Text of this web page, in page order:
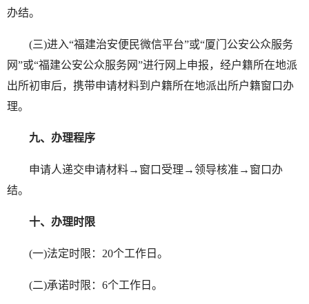
办结。
(三)进入“福建治安便民微信平台”或“厦门公安公众服务
网”或“福建公安公众服务网”进行网上申报，经户籍所在地派
出所初审后，携带申请材料到户籍所在地派出所户籍窗口办
理。
九、办理程序
申请人递交申请材料→窗口受理→领导核准→窗口办
结。
十、办理时限
(一)法定时限：20个工作日。
(二)承诺时限：6个工作日。